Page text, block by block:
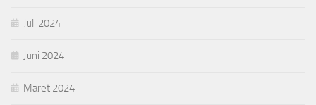
Juli 2024
Juni 2024
Maret 2024